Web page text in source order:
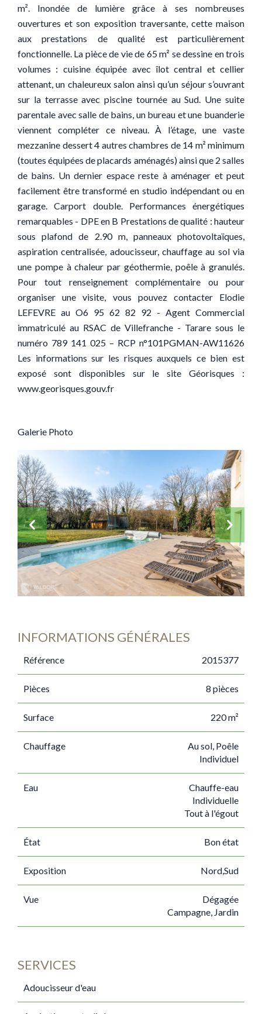
m². Inondée de lumière grâce à ses nombreuses
ouvertures et son exposition traversante, cette maison
aux prestations de qualité est particulièrement
fonctionnelle. La pièce de vie de 65 m² se dessine en trois
volumes : cuisine équipée avec îlot central et cellier
attenant, un chaleureux salon ainsi qu’un séjour s’ouvrant
sur la terrasse avec piscine tournée au Sud. Une suite
parentale avec salle de bains, un bureau et une buanderie
viennent compléter ce niveau. À l’étage, une vaste
mezzanine dessert 4 autres chambres de 14 m² minimum
(toutes équipées de placards aménagés) ainsi que 2 salles
de bains. Un dernier espace reste à aménager et peut
facilement être transformé en studio indépendant ou en
garage. Carport double. Performances énergétiques
remarquables - DPE en B Prestations de qualité : hauteur
sous plafond de 2.90 m, panneaux photovoltaïques,
aspiration centralisée, adoucisseur, chauffage au sol via
une pompe à chaleur par géothermie, poêle à granulés.
Pour tout renseignement complémentaire ou pour
organiser une visite, vous pouvez contacter Elodie
LEFEVRE au O6 95 62 82 92 - Agent Commercial
immatriculé au RSAC de Villefranche - Tarare sous le
numéro 789 141 025 – RCP n°101PGMAN-AW11626
Les informations sur les risques auxquels ce bien est
exposé sont disponibles sur le site Géorisques :
www.georisques.gouv.fr
Galerie Photo
INFORMATIONS GÉNÉRALES
Référence 2015377
Pièces 8 pièces
Surface 220 m²
Chauffage
Au sol, Poêle
Individuel
Eau
Chauffe-eau
Individuelle
Tout à l'égout
État Bon état
Exposition Nord,Sud
Vue
Dégagée
Campagne, Jardin
SERVICES
Adoucisseur d'eau